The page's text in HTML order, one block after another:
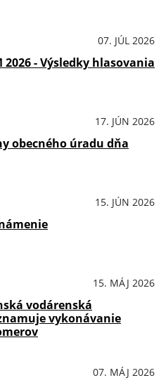
07. JÚL 2026
2026 - Výsledky hlasovania
17. JÚN 2026
obecného úradu dňa
15. JÚN 2026
15. MÁJ 2026
vodárenská
vykonávanie
07. MÁJ 2026